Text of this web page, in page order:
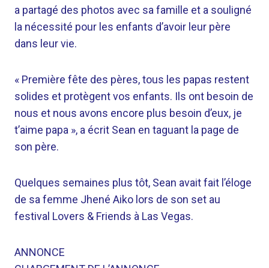
a partagé des photos avec sa famille et a souligné
la nécessité pour les enfants d’avoir leur père
dans leur vie.
« Première fête des pères, tous les papas restent
solides et protègent vos enfants. Ils ont besoin de
nous et nous avons encore plus besoin d’eux, je
t’aime papa », a écrit Sean en taguant la page de
son père.
Quelques semaines plus tôt, Sean avait fait l’éloge
de sa femme Jhené Aiko lors de son set au
festival Lovers & Friends à Las Vegas.
ANNONCE